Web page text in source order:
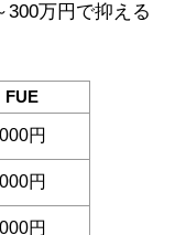
300万円で抑える
FUE
円
円
円